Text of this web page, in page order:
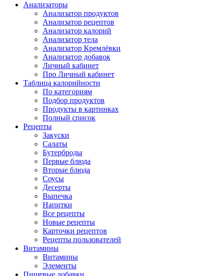
Анализаторы
Анализатор продуктов
Анализатор рецептов
Анализатор калорий
Анализатор тела
Анализатор Кремлёвки
Анализатор добавок
Личный кабинет
Про Личный кабинет
Таблица калорийности
По категориям
Подбор продуктов
Продукты в картинках
Полный список
Рецепты
Закуски
Салаты
Бутерброды
Первые блюда
Вторые блюда
Соусы
Десерты
Выпечка
Напитки
Все рецепты
Новые рецепты
Карточки рецептов
Рецепты пользователей
Витамины
Витамины
Элементы